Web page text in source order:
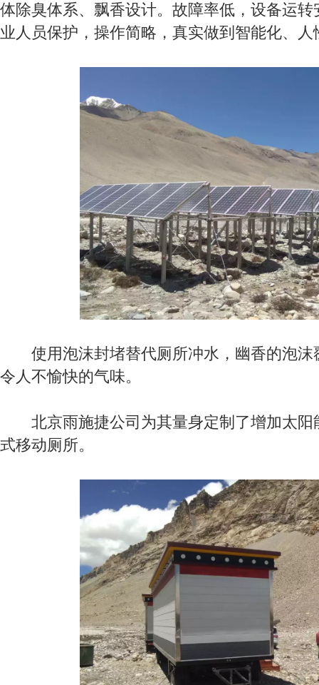
体除臭体系、飘香设计。故障率低，设备运
业人员保护，操作简略，真实做到智能化、人
使用泡沫封堵替代厕所冲水，幽香的泡沫
令人不愉快的气味。
北京雨施捷公司为其量身定制了增加太阳
式移动厕所。